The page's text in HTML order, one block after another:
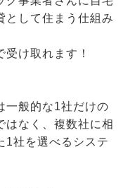
として住まう仕組み
け取れます！
一般的な1社だけの
はなく、複数社に相
1社を選べるシステ